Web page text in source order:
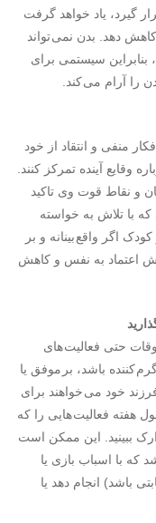
گیرد، یاد خواهد گرفت
دهد. بدن نمی تواند
سیستمی برای
را آرام می کند.
منفی و انتقاد از خود
وقایع آینده تمرکز کنند.
و نقاط قوت وی تاکید
که با تلاش به خواسته
اگر واقع بینانه و بر
اعتماد به نفس و کاهش
حتی فعالیت های
کننده باشد، بر موفق یا
خود می خواهند برای
هفته فعالیت هایی را که
ببینید. این ممکن است
که با اسباب بازی یا
باشد) انجام دهد یا